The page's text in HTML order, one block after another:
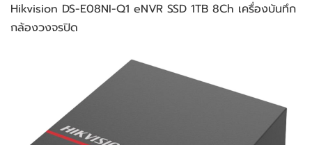
Hikvision DS-E08NI-Q1 eNVR SSD 1TB 8Ch เครื่องบันทึก
กล้องวงจรปิด